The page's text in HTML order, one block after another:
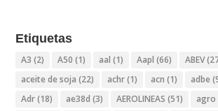
Etiquetas
A3 (2) A50 (1) aal (1) Aapl (66) ABEV
aceite de soja (22) achr(1) acn (1) adbe
Adr(18) ae38d (3) AEROLINEAS (51) agro